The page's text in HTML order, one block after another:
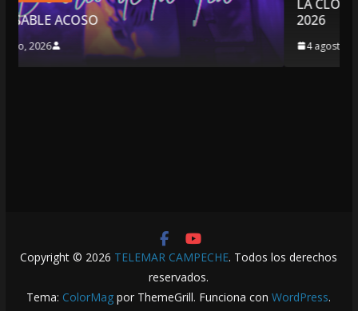
LA CLOACA DE LA POLÍTICA | 4 DE
2026
4 agosto, 2026
Copyright © 2026 TELEMAR CAMPECHE. Todos los derechos
reservados.
Tema: ColorMag por ThemeGrill. Funciona conWordPress.